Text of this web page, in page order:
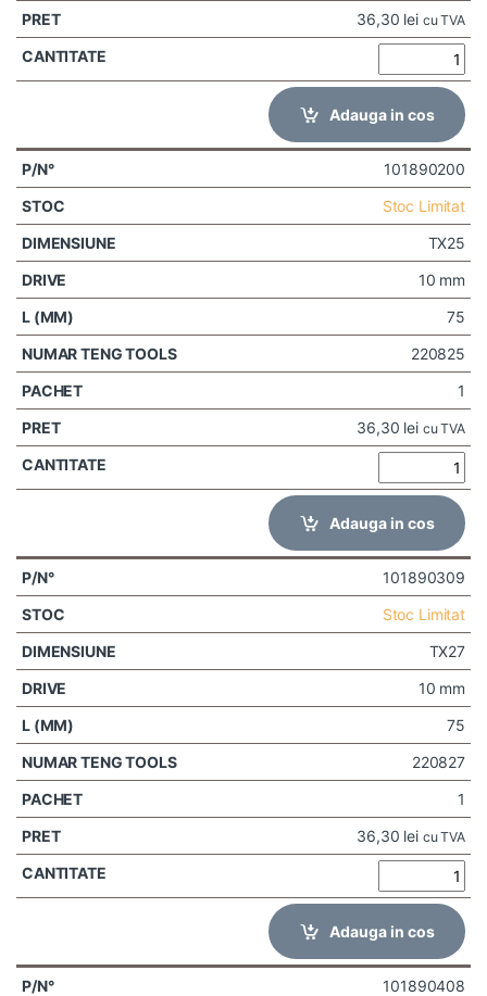
36,30 lei cu TVA
Adauga in cos
101890200
Stoc Limitat
TX25
10 mm
75
220825
1
36,30 lei cu TVA
Adauga in cos
101890309
Stoc Limitat
TX27
10 mm
75
220827
1
36,30 lei cu TVA
Adauga in cos
101890408